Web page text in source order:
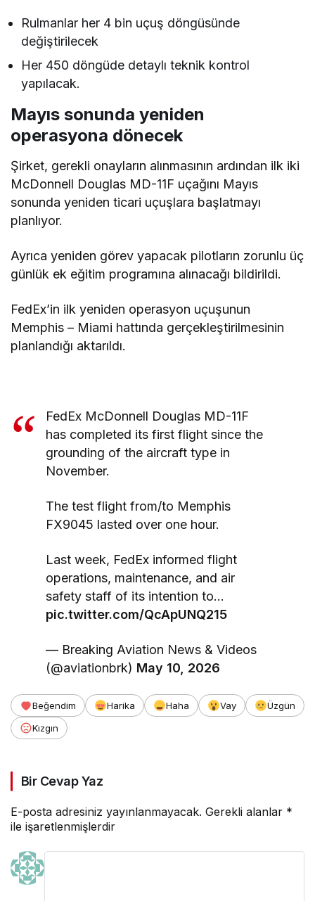
Rulmanlar her 4 bin uçuş döngüsünde
değiştirilecek
Her 450 döngüde detaylı teknik kontrol
yapılacak.
Mayıs sonunda yeniden
operasyona dönecek
Şirket, gerekli onayların alınmasının ardından ilk iki
McDonnell Douglas MD-11F uçağını Mayıs
sonunda yeniden ticari uçuşlara başlatmayı
planlıyor.
Ayrıca yeniden görev yapacak pilotların zorunlu üç
günlük ek eğitim programına alınacağı bildirildi.
FedEx’in ilk yeniden operasyon uçuşunun
Memphis – Miami hattında gerçekleştirilmesinin
planlandığı aktarıldı.
FedEx McDonnell Douglas MD-11F
has completed its first flight since the
grounding of the aircraft type in
November.
The test flight from/to Memphis
FX9045 lasted over one hour.
Last week, FedEx informed flight
operations, maintenance, and air
safety staff of its intention to…
pic.twitter.com/QcApUNQ215
— Breaking Aviation News & Videos
(@aviationbrk) May 10, 2026
Beğendim Harika Haha Vay
Üzgün
Kızgın
Bir Cevap Yaz
E-posta adresiniz yayınlanmayacak. Gerekli alanlar *
ile işaretlenmişlerdir